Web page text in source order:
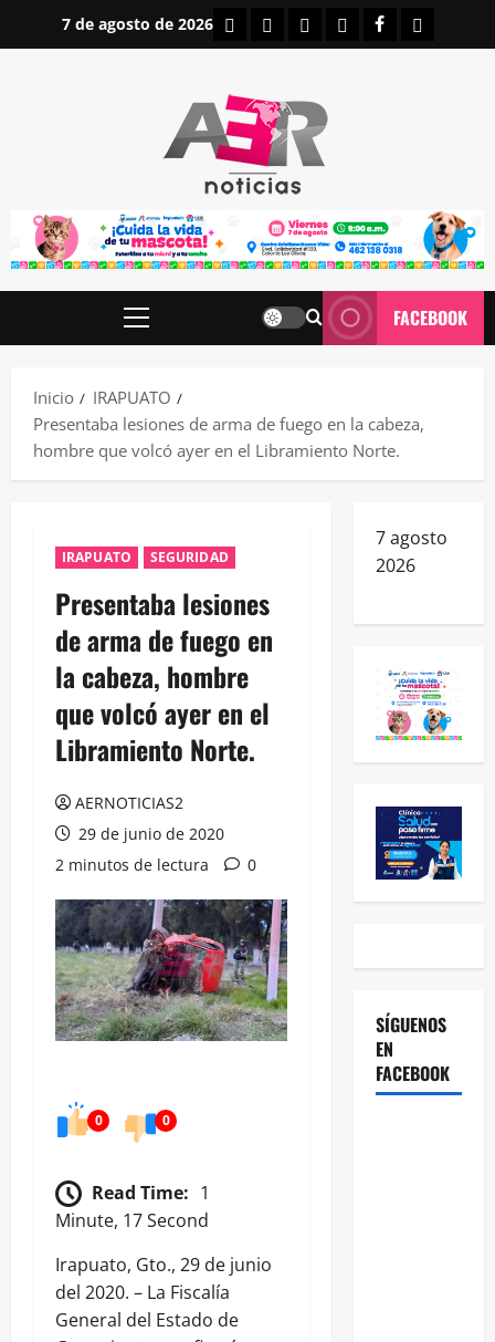
7 de agosto de 2026 INICIOIRAPUATO
ESTATALES
NACIONALES
FACEBOOK
Menú
FACEBOOK
Inicio
IRAPUATO
Presentaba lesiones de arma de fuego en la cabeza,
hombre que volcó ayer en el Libramiento Norte.
IRAPUATO SEGURIDAD
Presentaba lesiones
de arma de fuego en
la cabeza, hombre
que volcó ayer en el
Libramiento Norte.
AERNOTICIAS2
29 de junio de 2020
2 minutos de lectura
0
0 0
Read Time: 1
Minute, 17 Second
Irapuato, Gto., 29 de junio
del 2020. – La Fiscalía
General del Estado de
7 agosto
2026
SÍGUENOS
EN
FACEBOOK